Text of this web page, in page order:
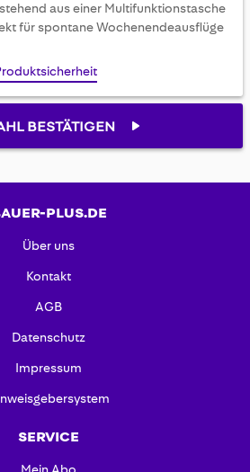
of
the
gallery
aus einer Multifunktionstasche
für spontane Wochenendeausflüge
BESTÄTIGEN
PLUS.DE
Über uns
Kontakt
AGB
Datenschutz
Impressum
SERVICE